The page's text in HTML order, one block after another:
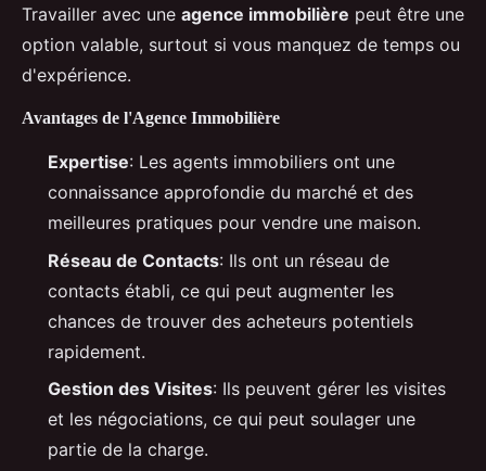
Travailler avec une agence immobilière peut être une
option valable, surtout si vous manquez de temps ou
d'expérience.
Avantages de l'Agence Immobilière
Expertise: Les agents immobiliers ont une
connaissance approfondie du marché et des
meilleures pratiques pour vendre une maison.
Réseau de Contacts: Ils ont un réseau de
contacts établi, ce qui peut augmenter les
chances de trouver des acheteurs potentiels
rapidement.
Gestion des Visites: Ils peuvent gérer les visites
et les négociations, ce qui peut soulager une
partie de la charge.